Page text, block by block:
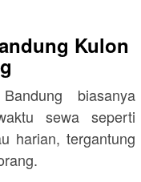
Kulon
biasanya
sewa seperti
harian, tergantung